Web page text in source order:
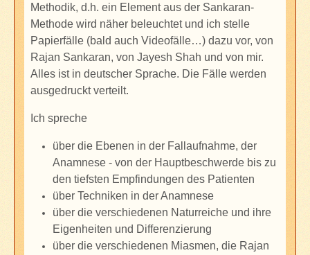
Methodik, d.h. ein Element aus der Sankaran-
Methode wird näher beleuchtet und ich stelle
Papierfälle (bald auch Videofälle…) dazu vor, von
Rajan Sankaran, von Jayesh Shah und von mir.
Alles ist in deutscher Sprache. Die Fälle werden
ausgedruckt verteilt.
Ich spreche
über die Ebenen in der Fallaufnahme, der
Anamnese - von der Hauptbeschwerde bis zu
den tiefsten Empfindungen des Patienten
über Techniken in der Anamnese
über die verschiedenen Naturreiche und ihre
Eigenheiten und Differenzierung
über die verschiedenen Miasmen, die Rajan